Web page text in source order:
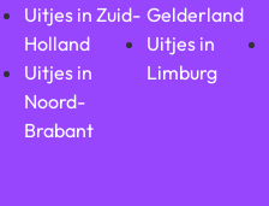
Uitjes in Zuid-
Holland
Uitjes in
Noord-
Brabant
Gelderland
Uitjes in
Limburg